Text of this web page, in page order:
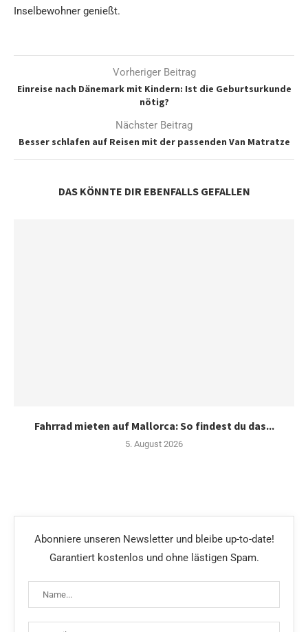
Inselbewohner genießt.
Vorheriger Beitrag
Einreise nach Dänemark mit Kindern: Ist die Geburtsurkunde
nötig?
Nächster Beitrag
Besser schlafen auf Reisen mit der passenden Van Matratze
DAS KÖNNTE DIR EBENFALLS GEFALLEN
Fahrrad mieten auf Mallorca: So findest du das...
5. August 2026
Abonniere unseren Newsletter und bleibe up-to-date!
Garantiert kostenlos und ohne lästigen Spam.